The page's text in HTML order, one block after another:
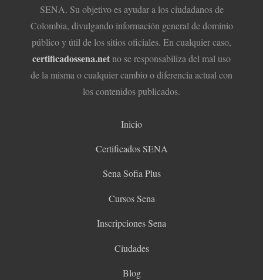
SENA. Su objetivo es ayudar a los ciudadanos de
Colombia, divulgando información general de dominio
público y útil de los sitios oficiales. En cualquier caso,
certificadossena.netno se responsabiliza del mal uso
de la misma o cualquier cambio o diferencia actual con
los contenidos publicados.
Inicio
Certificados SENA
Sena Sofia Plus
Cursos Sena
Inscripciones Sena
Ciudades
Blog